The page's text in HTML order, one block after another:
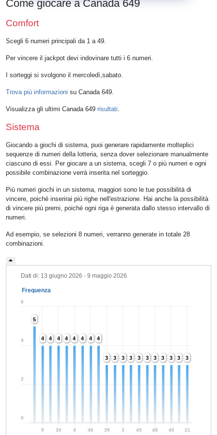
Come giocare a Canada 649
Comfort
Scegli 6 numeri principali da 1 a 49.
Per vincere il jackpot devi indovinare tutti i 6 numeri.
I sorteggi si svolgono il mercoledì,sabato.
Trova più informazioni su Canada 649.
Visualizza gli ultimi Canada 649 risultati.
Sistema
Giocando a giochi di sistema, puoi generare rapidamente molteplici
sequenze di numeri della lotteria, senza dover selezionare manualmente
ciascuno di essi. Per giocare a un sistema, scegli 7 o più numeri e ogni
possibile combinazione verrà inserita nel sorteggio.
Più numeri giochi in un sistema, maggiori sono le tue possibilità di
vincere, poiché inserirai più righe nell'estrazione. Hai anche la possibilità
di vincere più premi, poiché ogni riga è generata dallo stesso intervallo di
numeri.
Ad esempio, se selezioni 8 numeri, verranno generate in totale 28
combinazioni.
Frequenza
Dati di: 13 giugno 2026 - 9 maggio 2026
5
5
4
4 4
4 4
4 4
4 4
4 4
4 4
4 4
4
3
3 3
3 3
3 3
3 3
3 3
3 3
3 3
3 3
3 3
3 3
3
9 30 4 46 39 3 45 48 40 21
0
2
4
6